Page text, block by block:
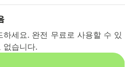
세요. 완전 무료로 사용할 수 있
없습니다.